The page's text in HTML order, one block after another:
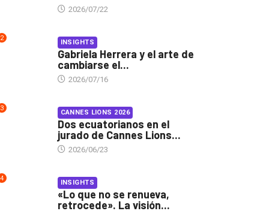
2026/07/22
2 INSIGHTS
Gabriela Herrera y el arte de
cambiarse el...
2026/07/16
3 CANNES LIONS 2026
Dos ecuatorianos en el
jurado de Cannes Lions...
2026/06/23
4 INSIGHTS
«Lo que no se renueva,
retrocede». La visión...